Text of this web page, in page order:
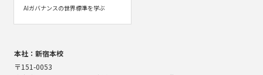
AIガバナンスの世界標準を学ぶ
本社：新宿本校
〒151-0053